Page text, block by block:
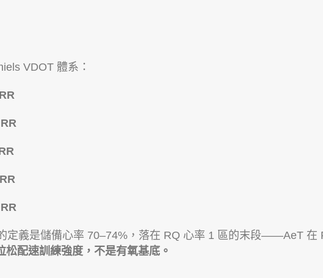
VDOT 體系：
定義是儲備心率 70–74%，落在 RQ 心率 1 區的末段——AeT 在
配速訓練強度，不是有氧基底。